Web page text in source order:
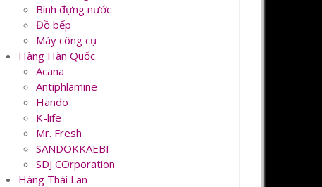
Bình đựng nước
Đồ bếp
Máy công cụ
Hàng Hàn Quốc
Acana
Antiphlamine
Hando
K-life
Mr. Fresh
SANDOKKAEBI
SDJ COrporation
Hàng Thái Lan